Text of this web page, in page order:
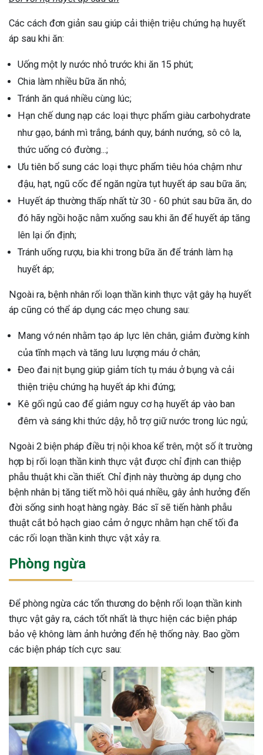
Các cách đơn giản sau giúp cải thiện triệu chứng hạ huyết
áp sau khi ăn:
Uống một ly nước nhỏ trước khi ăn 15 phút;
Chia làm nhiều bữa ăn nhỏ;
Tránh ăn quá nhiều cùng lúc;
Hạn chế dung nạp các loại thực phẩm giàu carbohydrate
như gạo, bánh mì trắng, bánh quy, bánh nướng, sô cô la,
thức uống có đường...;
Ưu tiên bổ sung các loại thực phẩm tiêu hóa chậm như
đậu, hạt, ngũ cốc để ngăn ngừa tụt huyết áp sau bữa ăn;
Huyết áp thường thấp nhất từ 30 - 60 phút sau bữa ăn, do
đó hãy ngồi hoặc nằm xuống sau khi ăn để huyết áp tăng
lên lại ổn định;
Tránh uống rượu, bia khi trong bữa ăn để tránh làm hạ
huyết áp;
Ngoài ra, bệnh nhân rối loạn thần kinh thực vật gây hạ huyết
áp cũng có thể áp dụng các mẹo chung sau:
Mang vớ nén nhằm tạo áp lực lên chân, giảm đường kính
của tĩnh mạch và tăng lưu lượng máu ở chân;
Đeo đai nịt bụng giúp giảm tích tụ máu ở bụng và cải
thiện triệu chứng hạ huyết áp khi đứng;
Kê gối ngủ cao để giảm nguy cơ hạ huyết áp vào ban
đêm và sáng khi thức dậy, hỗ trợ giữ nước trong lúc ngủ;
Ngoài 2 biện pháp điều trị nội khoa kể trên, một số ít trường
hợp bị rối loạn thần kinh thực vật được chỉ định can thiệp
phẫu thuật khi cần thiết. Chỉ định này thường áp dụng cho
bệnh nhân bị tăng tiết mồ hôi quá nhiều, gây ảnh hưởng đến
đời sống sinh hoạt hàng ngày. Bác sĩ sẽ tiến hành phẫu
thuật cắt bỏ hạch giao cảm ở ngực nhằm hạn chế tối đa
các rối loạn thần kinh thực vật xảy ra.
Phòng ngừa
Để phòng ngừa các tổn thương do bệnh rối loạn thần kinh
thực vật gây ra, cách tốt nhất là thực hiện các biện pháp
bảo vệ không làm ảnh hưởng đến hệ thống này. Bao gồm
các biện pháp tích cực sau: